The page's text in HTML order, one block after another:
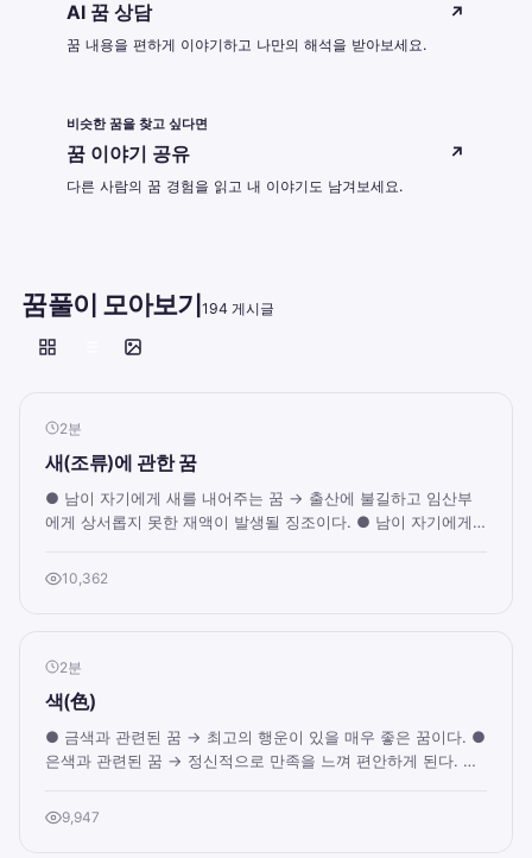
AI 꿈 상담 ↗
꿈 내용을 편하게 이야기하고 나만의 해석을 받아보세요.
비슷한 꿈을 찾고 싶다면
꿈 이야기 공유 ↗
다른 사람의 꿈 경험을 읽고 내 이야기도 남겨보세요.
꿈풀이 모아보기194 게시글
2분
새(조류)에 관한 꿈
● 남이 자기에게 새를 내어주는 꿈 → 출산에 불길하고 임산부
에게 상서롭지 못한 재액이 발생될 징조이다. ● 남이 자기에게
10,362
2분
색(色)
● 금색과 관련된 꿈 → 최고의 행운이 있을 매우 좋은 꿈이다. ●
은색과 관련된 꿈 → 정신적으로 만족을 느껴 편안하게 된다. ●
9,947